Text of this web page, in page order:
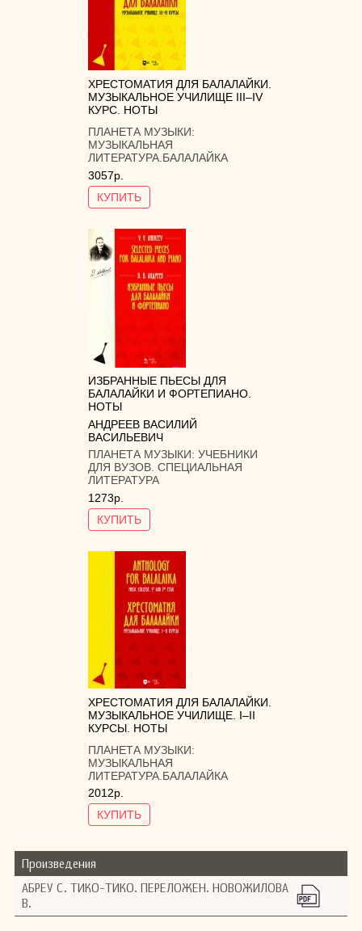
ХРЕСТОМАТИЯ ДЛЯ БАЛАЛАЙКИ.
МУЗЫКАЛЬНОЕ УЧИЛИЩЕ III–IV
КУРС. НОТЫ
ПЛАНЕТА МУЗЫКИ:
МУЗЫКАЛЬНАЯ
ЛИТЕРАТУРА.БАЛАЛАЙКА
3057р.
КУПИТЬ
ИЗБРАННЫЕ ПЬЕСЫ ДЛЯ
БАЛАЛАЙКИ И ФОРТЕПИАНО.
НОТЫ
АНДРЕЕВ ВАСИЛИЙ
ВАСИЛЬЕВИЧ
ПЛАНЕТА МУЗЫКИ: УЧЕБНИКИ
ДЛЯ ВУЗОВ. СПЕЦИАЛЬНАЯ
ЛИТЕРАТУРА
1273р.
КУПИТЬ
ХРЕСТОМАТИЯ ДЛЯ БАЛАЛАЙКИ.
МУЗЫКАЛЬНОЕ УЧИЛИЩЕ. I–II
КУРСЫ. НОТЫ
ПЛАНЕТА МУЗЫКИ:
МУЗЫКАЛЬНАЯ
ЛИТЕРАТУРА.БАЛАЛАЙКА
2012р.
КУПИТЬ
Произведения
АБРЕУ С. ТИКО-ТИКО. ПЕРЕЛОЖЕН. НОВОЖИЛОВА
В.